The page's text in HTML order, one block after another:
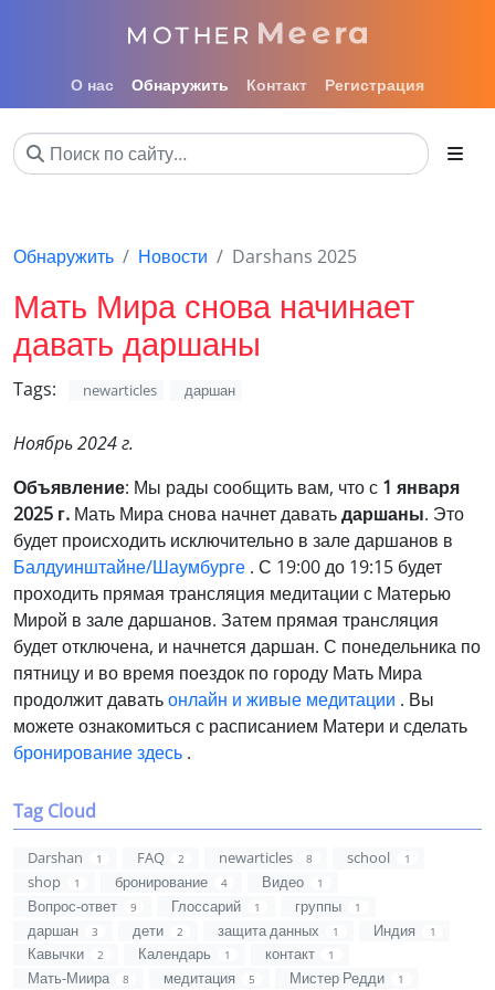
О нас Обнаружить Контакт Регистрация
Обнаружить Новости Darshans 2025
Мать Мира снова начинает
давать даршаны
Tags: newarticles даршан
Ноябрь 2024 г.
Объявление: Мы рады сообщить вам, что с 1 января
2025 г. Мать Мира снова начнет даватьдаршаны. Это
будет происходить исключительно в зале даршанов в
Балдуинштайне/Шаумбурге . С 19:00 до 19:15 будет
проходить прямая трансляция медитации с Матерью
Мирой в зале даршанов. Затем прямая трансляция
будет отключена, и начнется даршан. С понедельника по
пятницу и во время поездок по городу Мать Мира
продолжит даватьонлайн и живые медитации . Вы
можете ознакомиться с расписанием Матери и сделать
бронирование здесь .
Tag Cloud
Darshan 1 FAQ 2 newarticles 8 school 1
shop 1 бронирование 4 Видео 1
Вопрос-ответ 9 Глоссарий 1 группы 1
даршан 3 дети 2 защита данных 1 Индия 1
Кавычки 2 Календарь 1 контакт 1
Мать-Миира 8 медитация 5 Мистер Редди 1